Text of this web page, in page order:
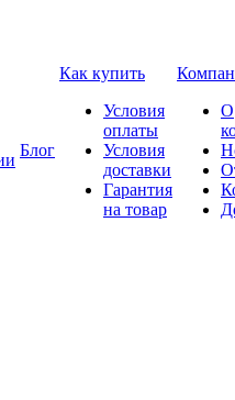
Блог
Как купить
Условия
оплаты
Условия
доставки
Гарантия
на товар
О